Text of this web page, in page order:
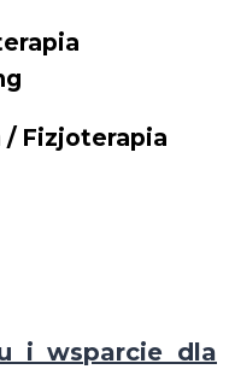
/ Fizjoterapia
i wsparcie dla